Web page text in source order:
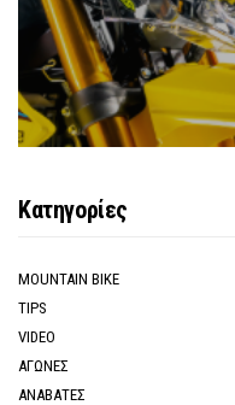
Κατηγορίες
MOUNTAIN BIKE
TIPS
VIDEO
ΑΓΩΝΕΣ
ΑΝΑΒΑΤΕΣ